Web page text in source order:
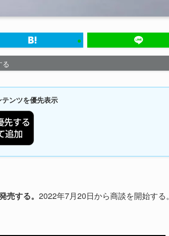
ンツを優先表示
売する。 2022年7月20日から商談を開始する。